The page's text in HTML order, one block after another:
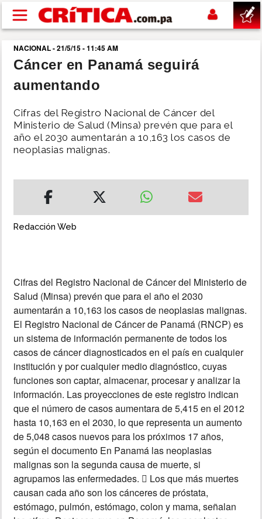
Pasar al contenido principal
buscar
SUCESOS
NACIONAL
POLÍTICA
DEPORTES
INSÓLITAS
MULTIMEDIA
IMPRESO
NACIONAL - 21/5/15 - 11:45 AM
Cáncer en Panamá seguirá
aumentando
Cifras del Registro Nacional de Cáncer del
Ministerio de Salud (Minsa) prevén que para el
año el 2030 aumentarán a 10,163 los casos de
neoplasias malignas.
Redacción Web
Cifras del Registro Nacional de Cáncer del Ministerio de
Salud (Minsa) prevén que para el año el 2030
aumentarán a 10,163 los casos de neoplasias malignas.
El Registro Nacional de Cáncer de Panamá (RNCP) es
un sistema de información permanente de todos los
casos de cáncer diagnosticados en el país en cualquier
institución y por cualquier medio diagnóstico, cuyas
funciones son captar, almacenar, procesar y analizar la
información. Las proyecciones de este registro indican
que el número de casos aumentara de 5,415 en el 2012
hasta 10,163 en el 2030, lo que representa un aumento
de 5,048 casos nuevos para los próximos 17 años,
según el documento En Panamá las neoplasias
malignas son la segunda causa de muerte, si
agrupamos las enfermedades.  Los que más muertes
causan cada año son los cánceres de próstata,
estómago, pulmón, estómago, colon y mama, señalan